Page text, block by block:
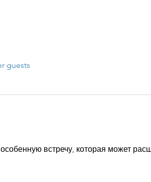
guests
встречу, которая может